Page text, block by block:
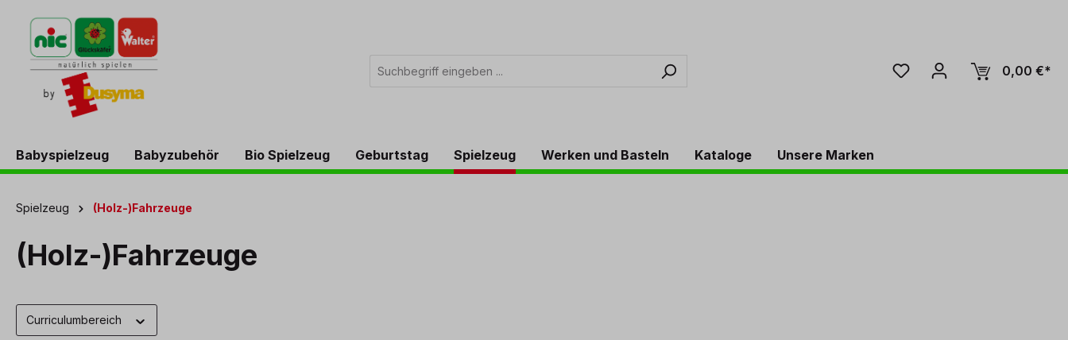
Zur Hauptnavigation springen
0,00 €*
Babyspielzeug Babyzubehör Bio Spielzeug Geburtstag Spielzeug Werken und Basteln Kataloge Unsere Marken
Spielzeug (Holz-)Fahrzeuge
(Holz-)Fahrzeuge
Curriculumbereich